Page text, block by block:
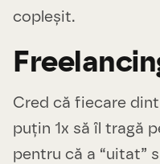
copleșit.
Cred că fiecare
puțin 1x să îl tragă
pentru că a “uitat”